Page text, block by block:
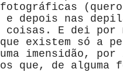
fotográficas
e depois nas
coisas. E dei por
existem só a
imensidão,
que, de